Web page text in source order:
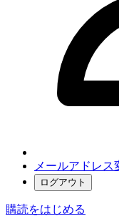
メールアドレス
ログアウト
購読をはじめる